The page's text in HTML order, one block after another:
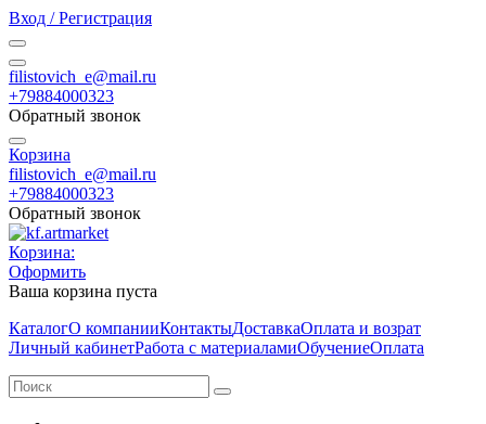
Вход / Регистрация
filistovich_e@mail.ru
+79884000323
Обратный звонок
Корзина
filistovich_e@mail.ru
+79884000323
Обратный звонок
Корзина:
Оформить
Ваша корзина пуста
КаталогО компанииКонтактыДоставкаОплата и возрат
Личный кабинетРабота с материаламиОбучениеОплата